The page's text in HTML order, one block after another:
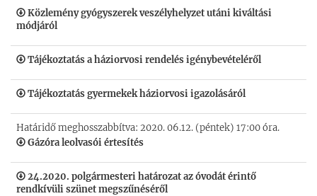
Közlemény gyógyszerek veszélyhelyzet utáni kiváltási
módjáról
Tájékoztatás a háziorvosi rendelés igénybevételéről
Tájékoztatás gyermekek háziorvosi igazolásáról
Határidő meghosszabbítva: 2020. 06.12. (péntek) 17:00 óra.
Gázóra leolvasói értesítés
24.2020. polgármesteri határozat az óvodát érintő
rendkívüli szünet megszűnéséről